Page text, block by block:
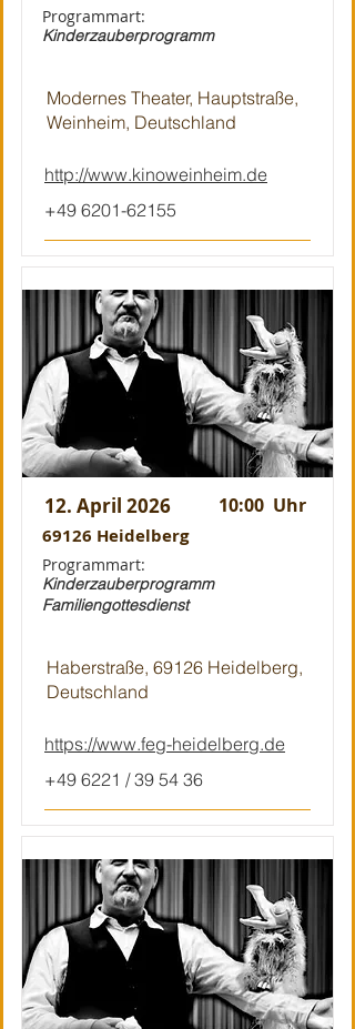
Programmart:
Kinderzauberprogramm
Modernes Theater, Hauptstraße,
Weinheim, Deutschland
http://www.kinoweinheim.de
+49 6201-62155
12. April 2026 10:00 Uhr
69126 Heidelberg
Programmart:
Kinderzauberprogramm
Familiengottesdienst
Haberstraße, 69126 Heidelberg,
Deutschland
https://www.feg-heidelberg.de
+49 6221 / 39 54 36